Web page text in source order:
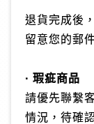
退貨完成後
留意您的郵
· 瑕疵商品
請優先聯繫
情況，待確